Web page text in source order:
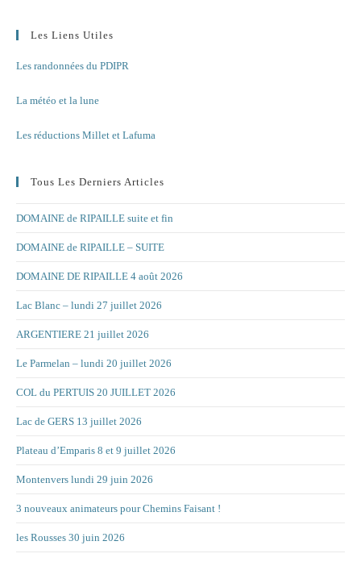
Les Liens Utiles
Les randonnées du PDIPR
La météo et la lune
Les réductions Millet et Lafuma
Tous Les Derniers Articles
DOMAINE de RIPAILLE suite et fin
DOMAINE de RIPAILLE – SUITE
DOMAINE DE RIPAILLE 4 août 2026
Lac Blanc – lundi 27 juillet 2026
ARGENTIERE 21 juillet 2026
Le Parmelan – lundi 20 juillet 2026
COL du PERTUIS 20 JUILLET 2026
Lac de GERS 13 juillet 2026
Plateau d’Emparis 8 et 9 juillet 2026
Montenvers lundi 29 juin 2026
3 nouveaux animateurs pour Chemins Faisant !
les Rousses 30 juin 2026